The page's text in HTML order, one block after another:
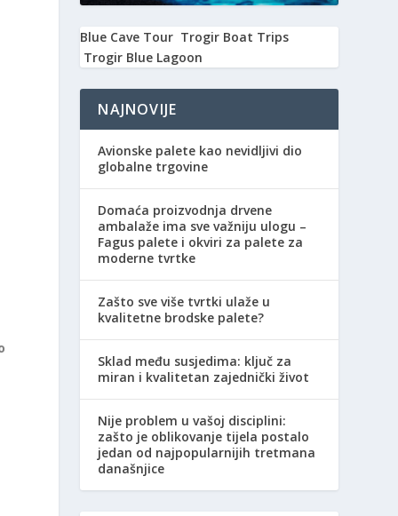
Blue Cave Tour Trogir Boat Trips
Trogir Blue Lagoon
NAJNOVIJE
Avionske palete kao nevidljivi dio
globalne trgovine
Domaća proizvodnja drvene
ambalaže ima sve važniju ulogu –
Fagus palete i okviri za palete za
moderne tvrtke
Zašto sve više tvrtki ulaže u
kvalitetne brodske palete?
Sklad među susjedima: ključ za
miran i kvalitetan zajednički život
Nije problem u vašoj disciplini:
zašto je oblikovanje tijela postalo
jedan od najpopularnijih tretmana
današnjice